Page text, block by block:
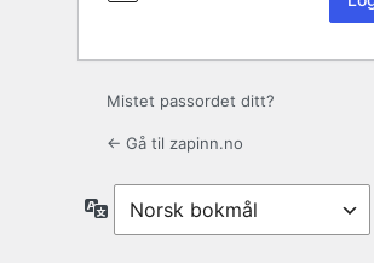
Mistet passordet ditt?
← Gå til zapinn.no
Språk